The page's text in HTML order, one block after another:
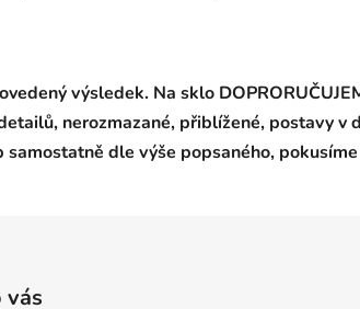
výsledek. Na sklo
nerozmazané, přiblížené, postavy v
dle výše popsaného,
vás